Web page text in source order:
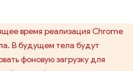
время реализация Chrome
В будущем тела будут
фоновую загрузку для